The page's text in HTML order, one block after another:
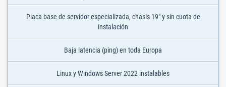
Placa base de servidor especializada, chasis 19" y sin cuota de
instalación
Baja latencia (ping) en toda Europa
Linux y Windows Server 2022 instalables